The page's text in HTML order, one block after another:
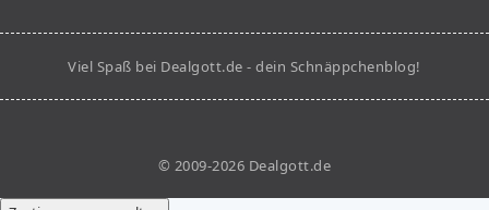
Viel Spaß bei Dealgott.de - dein Schnäppchenblog!
© 2009-2026 Dealgott.de